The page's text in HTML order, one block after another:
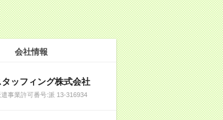
会社情報
ッフィング株式会社
事業許可番号:派 13-316934